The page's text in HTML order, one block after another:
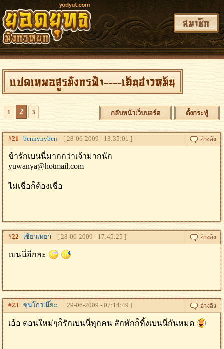
สมาชิก
แปดเทพอสูรมังกรฟ้า----เฉินฮ่าวหมิน
1 2 3 กลับหน้าเว็บบอร์ด ตั้งกระทู้
#21 bennynyben [ 28-06-2009 - 13:35:01 ]
ข้ารักเบนนี่มากกว่าเจ้ามากนัก
yuwanya@hotmail.com
ไม่เชื่อก็ต้องเชื่อ
#22 เซียวเหยา [ 28-06-2009 - 17:45:25 ]
เบนนี่อีกละ
#23 ซุนโกวเนี๊ยะ [ 29-06-2009 - 07:14:49 ]
เอ้อ ตอนใหม่ๆก็รักเบนนี่ทุกคน สักพักก็ทิ้งเบนนี่กันหมด